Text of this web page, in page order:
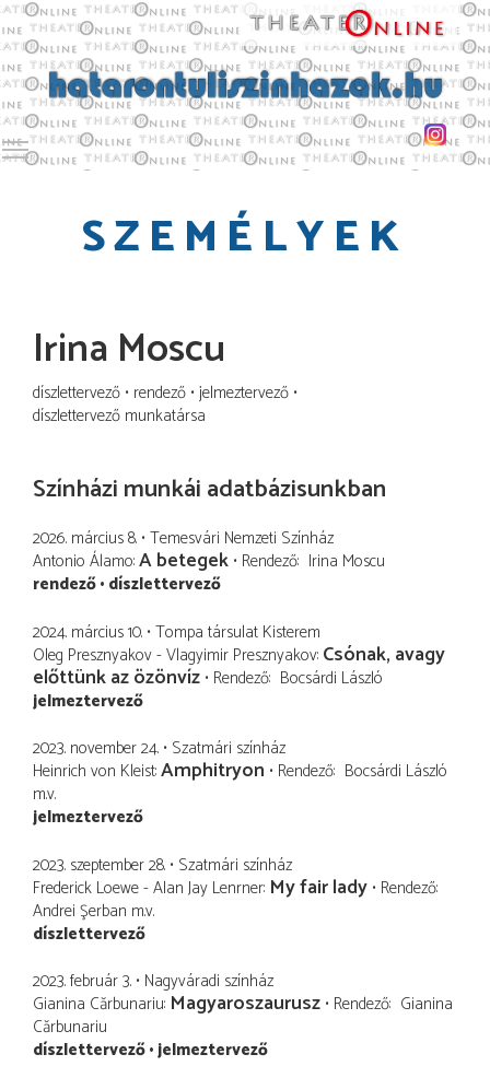
Toggle main menu visibility
SZEMÉLYEK
Irina Moscu
díszlettervező rendező jelmeztervező
díszlettervező munkatársa
Színházi munkái adatbázisunkban
2026. március 8. Temesvári Nemzeti Színház
Antonio Álamo A betegek Rendező Irina Moscu
rendező díszlettervező
2024. március 10. Tompa társulat Kisterem
Oleg Presznyakov - Vlagyimir Presznyakov Csónak, avagy
előttünk az özönvíz Rendező Bocsárdi László
jelmeztervező
2023. november 24. Szatmári színház
Heinrich von Kleist Amphitryon Rendező Bocsárdi László
m.v.
jelmeztervező
2023. szeptember 28. Szatmári színház
Frederick Loewe - Alan Jay Lenrner My fair lady Rendező
Andrei Şerban m.v.
díszlettervező
2023. február 3. Nagyváradi színház
Gianina Cărbunariu Magyaroszaurusz Rendező Gianina
Cărbunariu
díszlettervező jelmeztervező